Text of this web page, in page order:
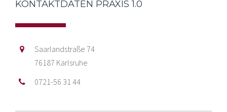
Saarlandstraße 74
0721-56 31 44